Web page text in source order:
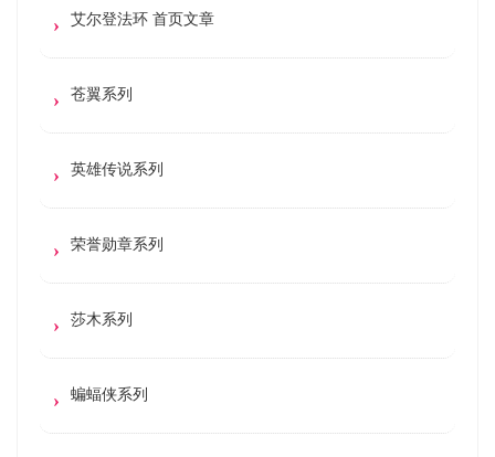
艾尔登法环 首页文章
苍翼系列
英雄传说系列
荣誉勋章系列
莎木系列
蝙蝠侠系列